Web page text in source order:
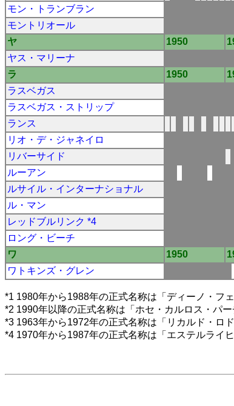
モン・トランブラン
モントリオール
ヤ
1950
ヤス・マリーナ
ラ
1950
ラスベガス
ラスベガス・ストリップ
ランス
リオ・デ・ジャネイロ
リバーサイド
ルーアン
ルサイル・インターナショナル
ル・マン
レッドブルリンク *4
ロング・ビーチ
ワ
1950
ワトキンズ・グレン
*1 1980年から1988年の正式名称は「ディーノ・フ
*2 1990年以降の正式名称は「ホセ・カルロス・パー
*3 1963年から1972年の正式名称は「リカルド・ロ
*4 1970年から1987年の正式名称は「エステルライ